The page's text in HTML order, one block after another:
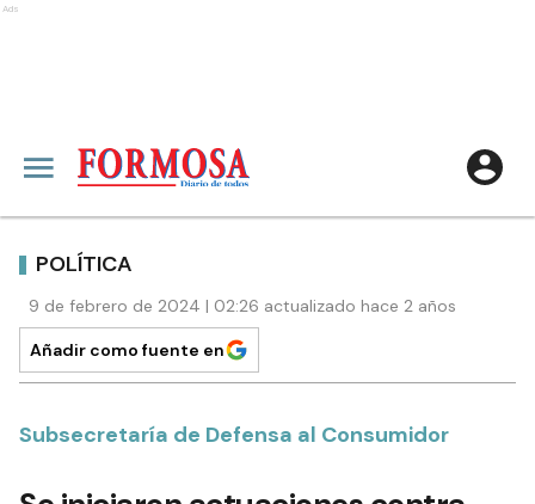
Ads
POLÍTICA
9 de febrero de 2024 | 02:26 actualizado hace 2 años
Añadir como fuente en
Subsecretaría de Defensa al Consumidor